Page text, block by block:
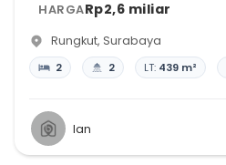
HARGARp2,6 miliar
Rungkut, Surabaya
2 2 LT: 439 m²
Ian